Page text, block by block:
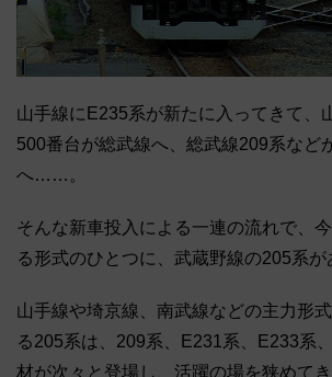
山手線にE235系が新たに入ってきて、
500番台が総武線へ、総武線209系など
へ……。
そんな新車投入による一連の流れで、
る形式のひとつに、武蔵野線の205系が
山手線や埼京線、南武線などの主力形
る205系は、209系、E231系、E233系
材が次々と登場し、活躍の場を狭めてき